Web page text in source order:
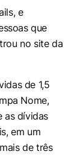
e
que
no site da
de 1,5
Nome,
as dívidas
em um
de três